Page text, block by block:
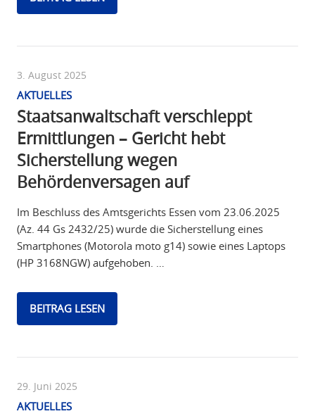
3. August 2025
AKTUELLES
Staatsanwaltschaft verschleppt
Ermittlungen – Gericht hebt
Sicherstellung wegen
Behördenversagen auf
Im Beschluss des Amtsgerichts Essen vom 23.06.2025
(Az. 44 Gs 2432/25) wurde die Sicherstellung eines
Smartphones (Motorola moto g14) sowie eines Laptops
(HP 3168NGW) aufgehoben. …
BEITRAG LESEN
29. Juni 2025
AKTUELLES